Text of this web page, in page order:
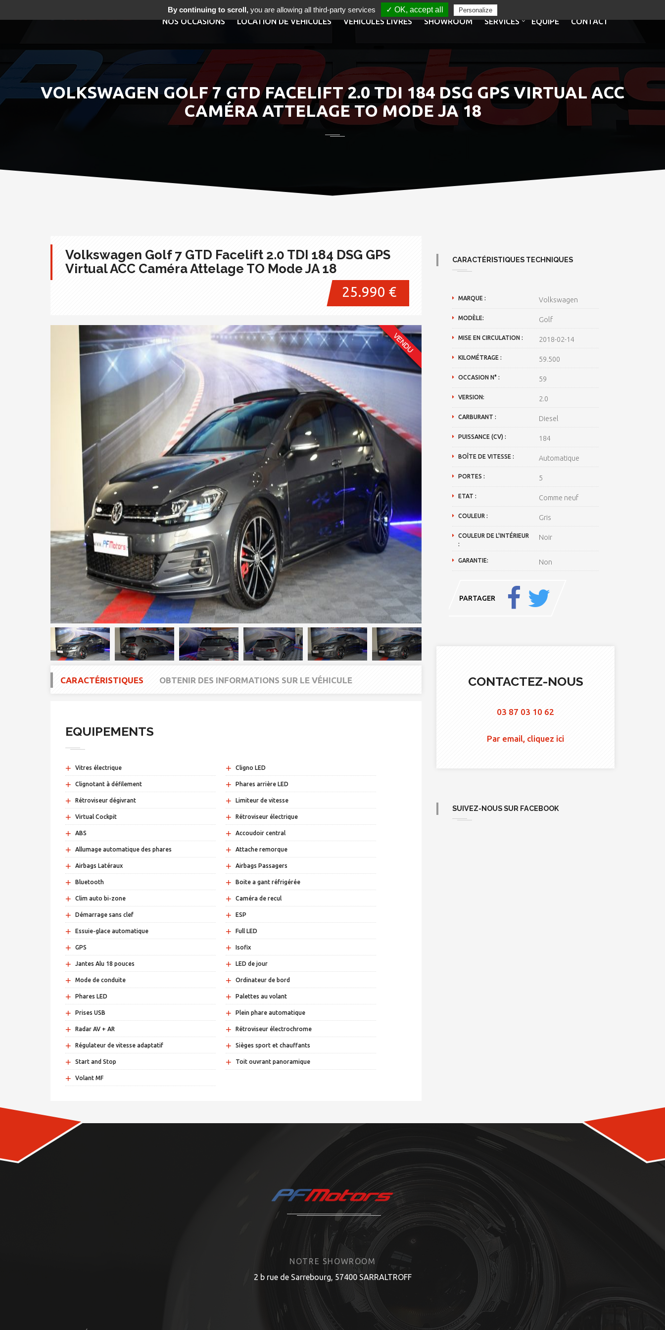
NOS OCCASIONS LOCATION DE VÉHICULES VÉHICULES LIVRÉS SHOWROOM SERVICES EQUIPE CONTACT
VOLKSWAGEN GOLF 7 GTD FACELIFT 2.0 TDI 184 DSG GPS VIRTUAL ACC
CAMÉRA ATTELAGE TO MODE JA 18
Volkswagen Golf 7 GTD Facelift 2.0 TDI 184 DSG GPS
Virtual ACC Caméra Attelage TO Mode JA 18
25.990 €
CARACTÉRISTIQUES OBTENIR DES INFORMATIONS SUR LE VÉHICULE
EQUIPEMENTS
+ Vitres électrique + Cligno LED
+ Clignotant à défilement + Phares arrière LED
+ Rétroviseur dégivrant + Limiteur de vitesse
+ Virtual Cockpit + Rétroviseur électrique
+ ABS + Accoudoir central
+ Allumage automatique des phares + Attache remorque
+ Airbags Latéraux + Airbags Passagers
+ Bluetooth + Boite a gant réfrigérée
+ Clim auto bi-zone + Caméra de recul
+ Démarrage sans clef + ESP
+ Essuie-glace automatique + Full LED
+ GPS + Isofix
+ Jantes Alu 18 pouces + LED de jour
+ Mode de conduite + Ordinateur de bord
+ Phares LED + Palettes au volant
+ Prises USB + Plein phare automatique
+ Radar AV + AR + Rétroviseur électrochrome
+ Régulateur de vitesse adaptatif + Sièges sport et chauffants
+ Start and Stop + Toit ouvrant panoramique
+ Volant MF
CARACTÉRISTIQUES TECHNIQUES
MARQUE : Volkswagen
MODÈLE: Golf
MISE EN CIRCULATION : 2018-02-14
KILOMÉTRAGE : 59.500
OCCASION N° : 59
VERSION: 2.0
CARBURANT : Diesel
PUISSANCE (CV) : 184
BOÎTE DE VITESSE : Automatique
PORTES : 5
ETAT : Comme neuf
COULEUR : Gris
COULEUR DE L'INTÉRIEUR
:
Noir
GARANTIE: Non
PARTAGER
CONTACTEZ-NOUS
03 87 03 10 62
Par email, cliquez ici
SUIVEZ-NOUS SUR FACEBOOK
NOTRE SHOWROOM
2 b rue de Sarrebourg, 57400 SARRALTROFF
By continuing to scroll,you are allowing all third-party services ✓ OK, accept all Personalize